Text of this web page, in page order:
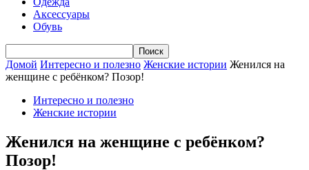
Аксессуары
Обувь
Домой Интересно и полезно Женские истории Женился на
женщине с ребёнком? Позор!
Интересно и полезно
Женские истории
Женился на женщине с ребёнком?
Позор!